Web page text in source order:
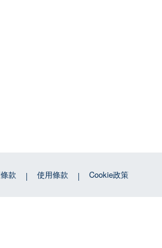
款 使用條款 Cookie政策